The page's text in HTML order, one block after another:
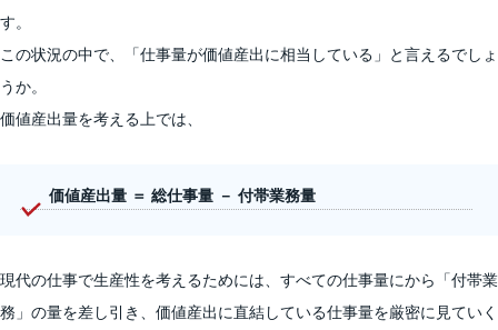
す。
この状況の中で、「仕事量が価値産出に相当している」と言えるでしょ
うか。
価値産出量を考える上では、
価値産出量 ＝ 総仕事量 － 付帯業務量
現代の仕事で生産性を考えるためには、すべての仕事量にから「付帯業
務」の量を差し引き、価値産出に直結している仕事量を厳密に見ていく